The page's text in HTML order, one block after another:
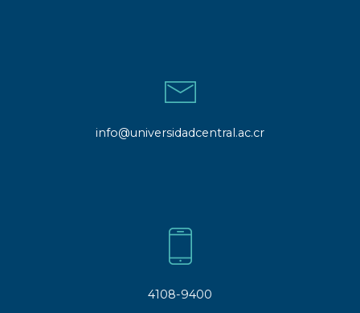
info@universidadcentral.ac.cr
4108-9400